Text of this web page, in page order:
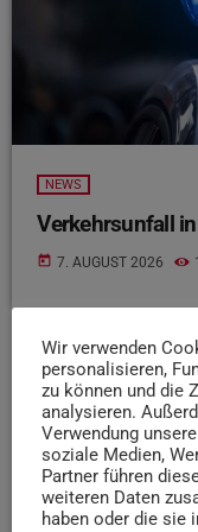
NEWS
Verkehrsunfall
today 7. AUGUST 2026
Wir verwenden
personalisieren,
zu können und die
analysieren.
Verwendung
soziale Medien,
Partner führen
weiteren Daten
haben oder die sie